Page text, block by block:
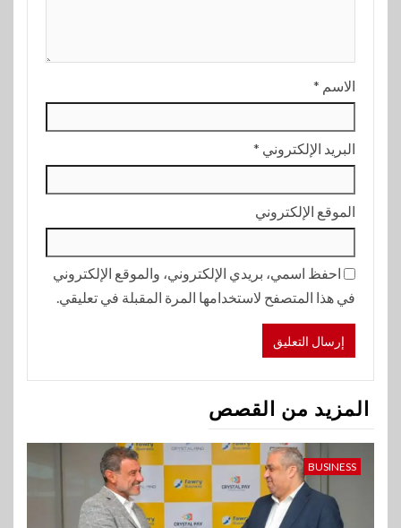
الاسم *
البريد الإلكتروني *
الموقع الإلكتروني
احفظ اسمي، بريدي الإلكتروني، والموقع الإلكتروني
في هذا المتصفح لاستخدامها المرة المقبلة في تعليقي.
المزيد من القصص
BUSINESS